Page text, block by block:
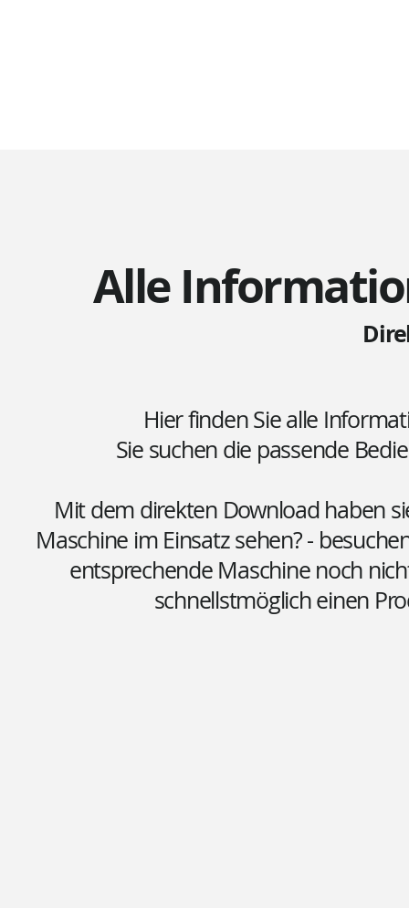
Alle
Hier finden Sie alle
Sie suchen die passende
Mit dem direkten Download haben
Maschine im Einsatz sehen? -
entsprechende Maschine noch
schnellstmöglich einen